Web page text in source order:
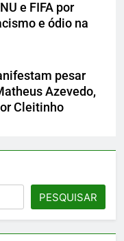
e FIFA por
e ódio na
pesar
Azevedo,
Cleitinho
PESQUISAR